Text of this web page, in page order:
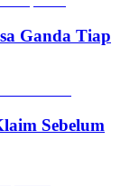
Ganda Tiap
Sebelum